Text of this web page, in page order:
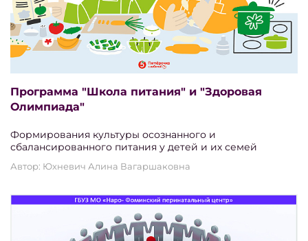
Программа "Школа питания" и "Здоровая
Олимпиада"
Формирования культуры осознанного и
сбалансированного питания у детей и их семей
Автор: Юхневич Алина Вагаршаковна